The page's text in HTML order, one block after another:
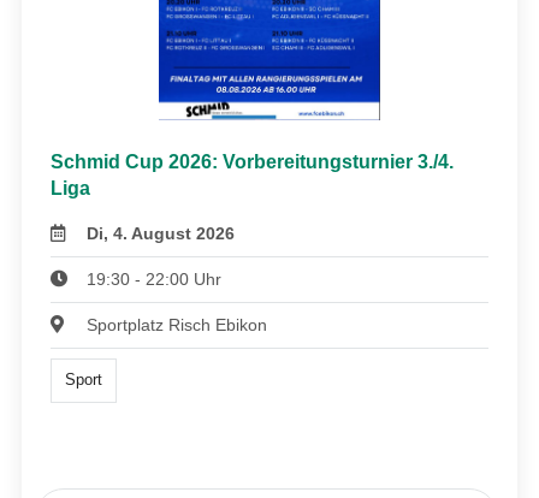
Schmid Cup 2026: Vorbereitungsturnier 3./4.
Liga
Di, 4. August 2026
19:30 - 22:00 Uhr
Sportplatz Risch Ebikon
Sport